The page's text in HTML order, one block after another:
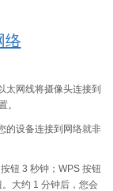
络
太网线将摄像头连接到
。
的设备连接到网络就非
钮 3 秒钟；WPS 按钮
大约 1 分钟后，您会